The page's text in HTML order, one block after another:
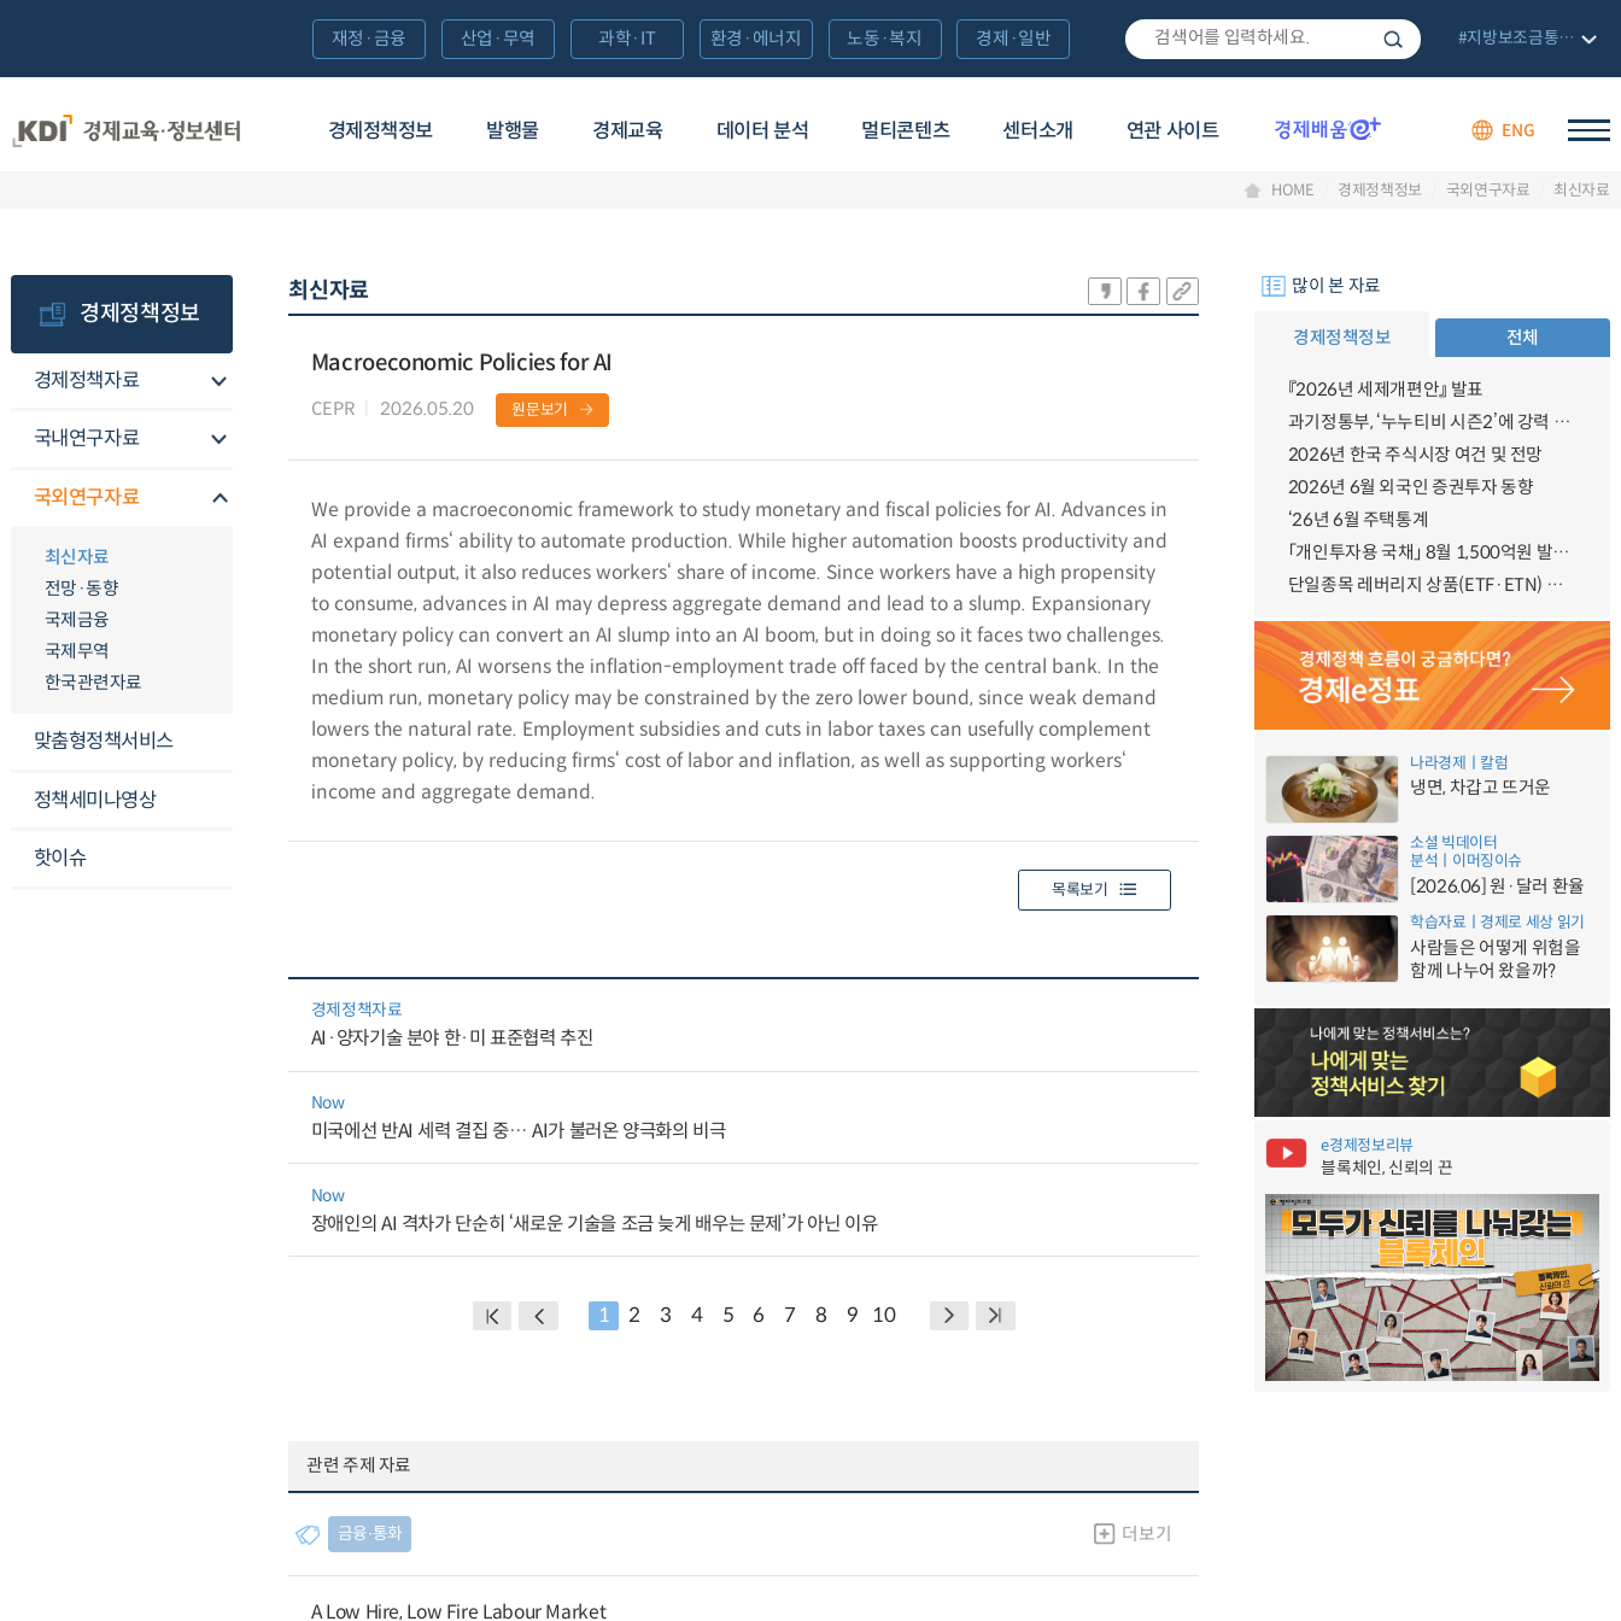
경제정책정보 발행물 경제교육 데이터 분석 멀티콘텐츠 센터소개 연관 사이트 ENG
재정·금융 산업·무역 과학·IT 환경·에너지 노동·복지 경제·일반 #지방보조금통합관리망
HOME 경제정책정보 국외연구자료 최신자료
경제정책정보
경제정책자료
국내연구자료
국외연구자료
최신자료
전망·동향
국제금융
국제무역
한국관련자료
맞춤형정책서비스
정책세미나영상
핫이슈
최신자료
Macroeconomic Policies for AI
CEPR 2026.05.20 원문보기
We provide a macroeconomic framework to study monetary and fiscal policies for AI. Advances in
AI expand firms‘ ability to automate production. While higher automation boosts productivity and
potential output, it also reduces workers‘ share of income. Since workers have a high propensity
to consume, advances in AI may depress aggregate demand and lead to a slump. Expansionary
monetary policy can convert an AI slump into an AI boom, but in doing so it faces two challenges.
In the short run, AI worsens the inflation-employment trade off faced by the central bank. In the
medium run, monetary policy may be constrained by the zero lower bound, since weak demand
lowers the natural rate. Employment subsidies and cuts in labor taxes can usefully complement
monetary policy, by reducing firms‘ cost of labor and inflation, as well as supporting workers‘
income and aggregate demand.
목록보기
경제정책자료
AI·양자기술 분야 한·미 표준협력 추진
Now
미국에선 반AI 세력 결집 중… AI가 불러온 양극화의 비극
Now
장애인의 AI 격차가 단순히 ‘새로운 기술을 조금 늦게 배우는 문제’가 아닌 이유
1 2 3 4 5 6 7 8 9 10
관련 주제 자료
금융∙통화 더보기
A Low Hire, Low Fire Labour Market
많이 본 자료
경제정책정보 전체
『2026년 세제개편안』 발표
과기정통부, ‘누누티비 시즌2’에 강력 대응 의지 밝혀
2026년 한국 주식시장 여건 및 전망
2026년 6월 외국인 증권투자 동향
‘26년 6월 주택통계
「개인투자용 국채」 8월 1,500억원 발행 예정
단일종목 레버리지 상품(ETF·ETN) 기본예탁금 강화 조기시행 방안 안내
나라경제ㅣ칼럼
냉면, 차갑고 뜨거운
소셜 빅데이터
분석ㅣ이머징이슈
[2026.06] 원·달러 환율
학습자료ㅣ경제로 세상 읽기
사람들은 어떻게 위험을
함께 나누어 왔을까?
e경제정보리뷰
블록체인, 신뢰의 끈